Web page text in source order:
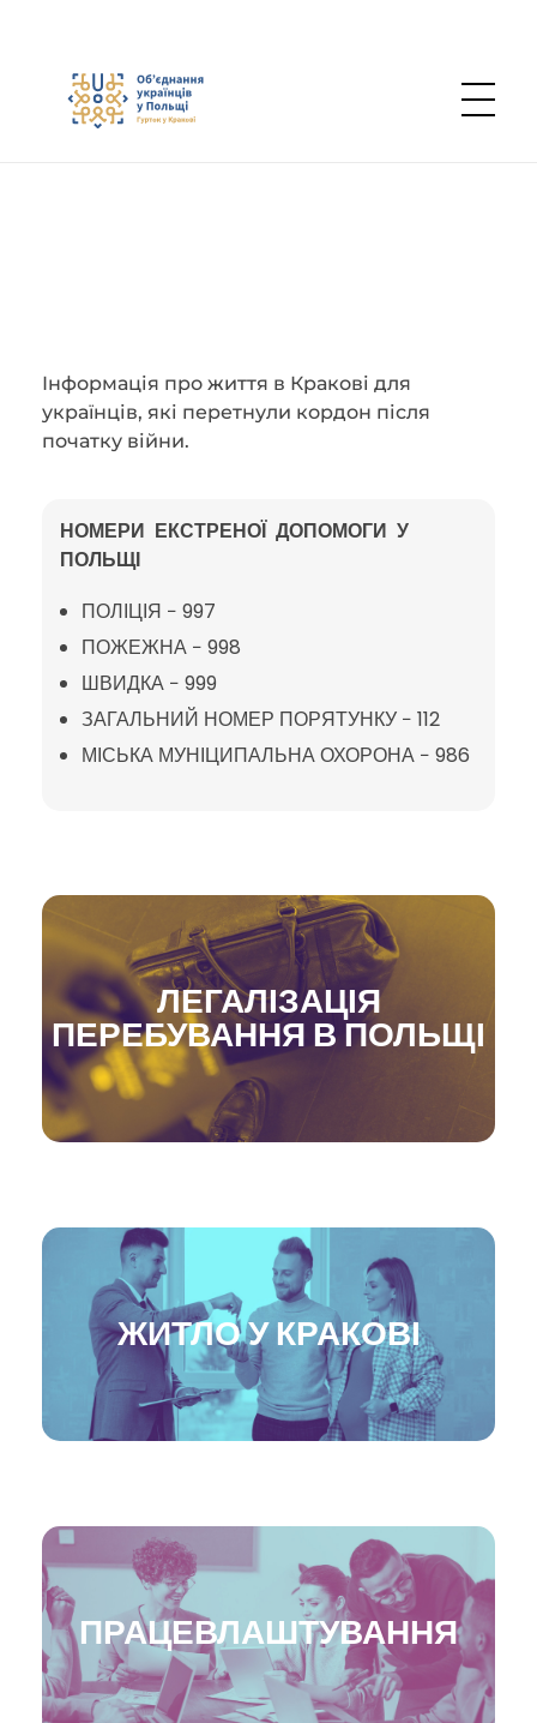
Інформація про життя в Кракові для
українців, які перетнули кордон після
початку війни.
НОМЕРИ ЕКСТРЕНОЇ ДОПОМОГИ У
ПОЛЬЩІ
ПОЛІЦІЯ − 997
ПОЖЕЖНА − 998
ШВИДКА − 999
ЗАГАЛЬНИЙ НОМЕР ПОРЯТУНКУ − 112
МІСЬКА МУНІЦИПАЛЬНА ОХОРОНА− 986
ЛЕГАЛІЗАЦІЯ
ПЕРЕБУВАННЯ В ПОЛЬЩІ​
ЖИТЛО У КРАКОВІ
ПРАЦЕВЛАШТУВАННЯ